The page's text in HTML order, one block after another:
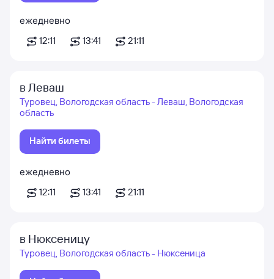
ежедневно
12:11
13:41 21:11
в Леваш
Туровец, Вологодская область - Леваш, Вологодская
область
Найти билеты
ежедневно
12:11
13:41 21:11
в Нюксеницу
Туровец, Вологодская область - Нюксеница